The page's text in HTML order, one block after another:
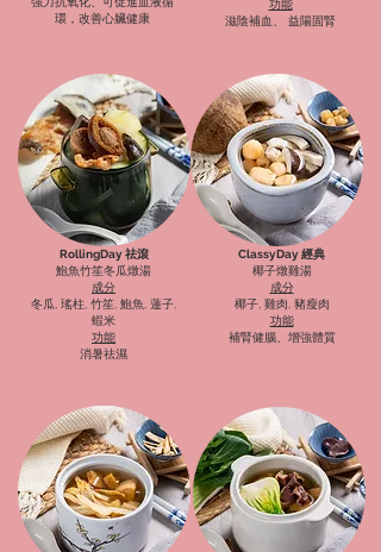
環，改善心臟健康
功能
滋陰補血、 益陽固腎
RollingDay 祛滾
鮑魚竹笙冬瓜燉湯
成分
冬瓜, 瑤柱, 竹笙, 鮑魚, 蓮子,
蝦米
功能
消暑祛濕
ClassyDay 經典
椰子燉雞湯
成分
椰子, 雞肉, 豬瘦肉
功能
補腎健腦、增強體質